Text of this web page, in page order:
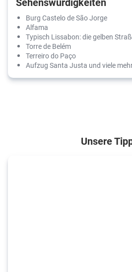
Burg Castelo de São Jorge
Alfama
Typisch Lissabon: die gelben
Torre de Belém
Terreiro do Paço
Aufzug Santa Justa und viele
Unsere